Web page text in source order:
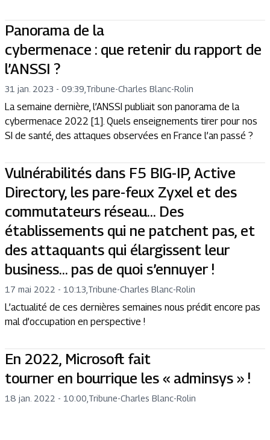
Panorama de la
cybermenace : que retenir du rapport de
l’ANSSI ?
31 jan. 2023 - 09:39 Tribune-Charles Blanc-Rolin
La semaine dernière, l’ANSSI publiait son panorama de la
cybermenace 2022 [1]. Quels enseignements tirer pour nos
SI de santé, des attaques observées en France l’an passé ?
Vulnérabilités dans F5 BIG-IP, Active
Directory, les pare-feux Zyxel et des
commutateurs réseau... Des
établissements qui ne patchent pas, et
des attaquants qui élargissent leur
business… pas de quoi s’ennuyer !
17 mai 2022 - 10:13 Tribune-Charles Blanc-Rolin
L’actualité de ces dernières semaines nous prédit encore pas
mal d’occupation en perspective !
En 2022, Microsoft fait
tourner en bourrique les « adminsys » !
18 jan. 2022 - 10:00 Tribune-Charles Blanc-Rolin